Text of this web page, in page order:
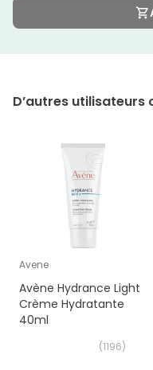
D’autres
Avene
Avène Hydrance Light
Crème Hydratante
40ml
(1196)